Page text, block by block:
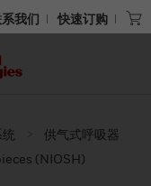
我们 快速订购
供气式呼吸器
(NIOSH)